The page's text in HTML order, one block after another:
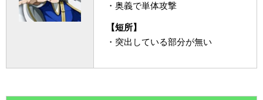
・奥義で単体攻撃
【短所】
・突出している部分が無い